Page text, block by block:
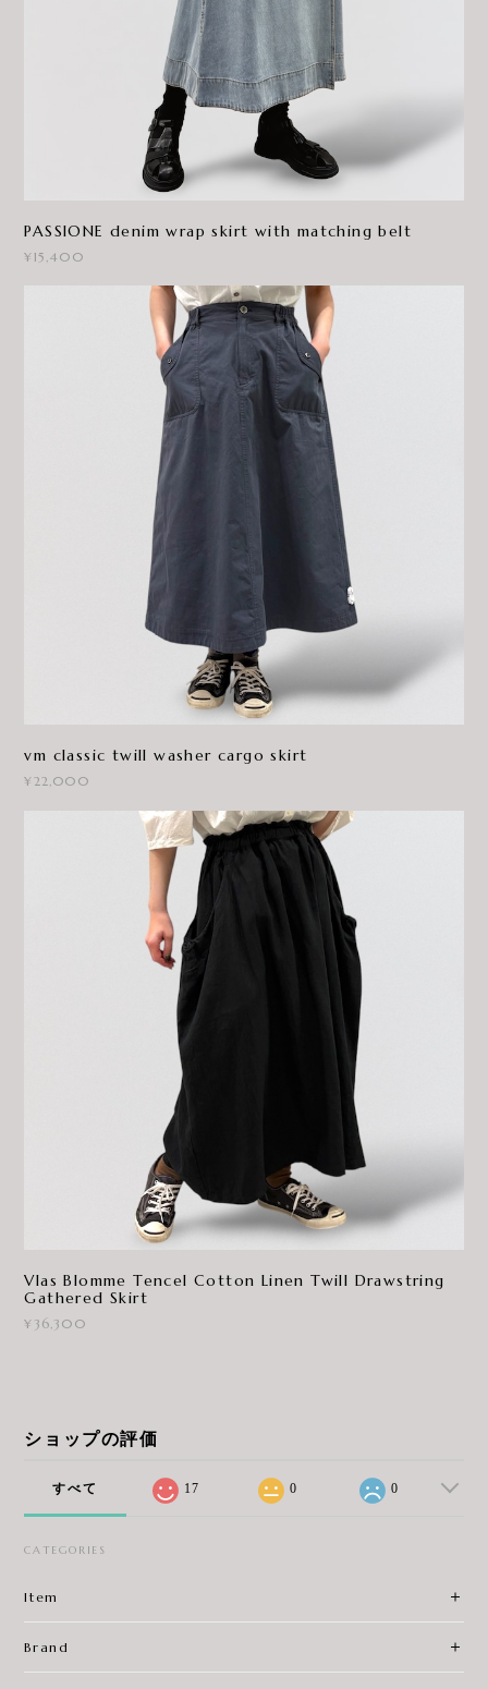
PASSIONE denim wrap skirt with matching belt
¥15,400
vm classic twill washer cargo skirt
¥22,000
Vlas Blomme Tencel Cotton Linen Twill Drawstring
Gathered Skirt
¥36,300
ショップの評価
すべて 17 0 0
CATEGORIES
Item
Brand